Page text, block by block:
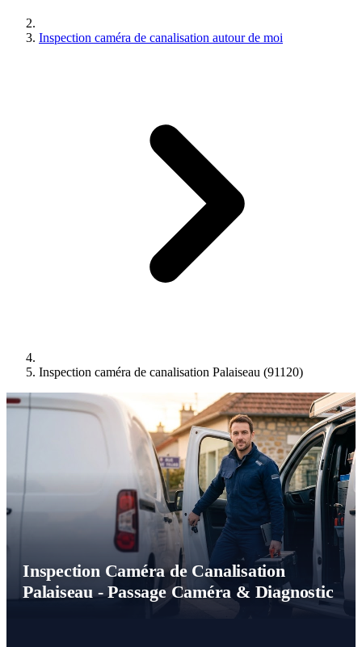
Inspection caméra de canalisation autour de moi
Inspection caméra de canalisation Palaiseau (91120)
Inspection Caméra de Canalisation
Palaiseau - Passage Caméra & Diagnostic